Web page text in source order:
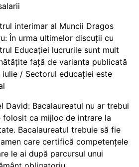
interimar al Muncii Dragos
În urma ultimelor discuții cu
Educației lucrurile sunt mult
față de varianta publicată
iulie / Sectorul educației este
David: Bacalaureatul nu ar trebui
folosit ca mijloc de intrare la
Bacalaureatul trebuie să fie
care certifică competențele
le ai după parcursul unui